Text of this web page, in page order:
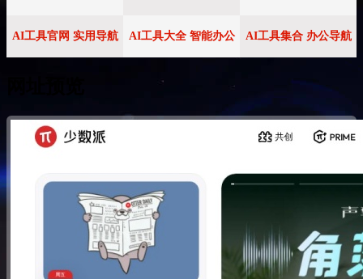
AI工具官网 实用导航 AI工具大全 智能办公 AI工具集合 办公导航